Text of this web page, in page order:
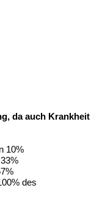
, da auch Krankheit
10%
des